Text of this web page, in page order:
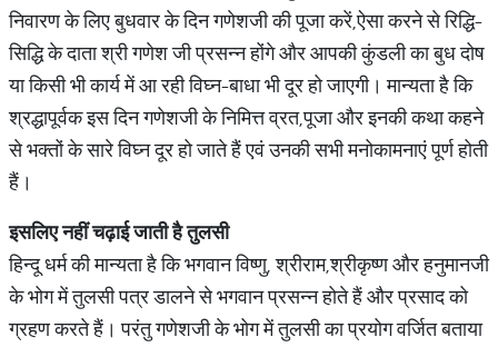
निवारण के लिए बुधवार के दिन गणेशजी की पूजा करें,ऐसा करने से रिद्धि-
सिद्धि के दाता श्री गणेश जी प्रसन्न होंगे और आपकी कुंडली का बुध दोष
या किसी भी कार्य में आ रही विघ्न-बाधा भी दूर हो जाएगी। मान्यता है कि
श्रद्धापूर्वक इस दिन गणेशजी के निमित्त व्रत,पूजा और इनकी कथा कहने
से भक्तों के सारे विघ्न दूर हो जाते हैं एवं उनकी सभी मनोकामनाएं पूर्ण होती
हैं।
इसलिए नहीं चढ़ाई जाती है तुलसी
हिन्दू धर्म की मान्यता है कि भगवान विष्णु, श्रीराम,श्रीकृष्ण और हनुमानजी
के भोग में तुलसी पत्र डालने से भगवान प्रसन्न होते हैं और प्रसाद को
ग्रहण करते हैं। परंतु गणेशजी के भोग में तुलसी का प्रयोग वर्जित बताया